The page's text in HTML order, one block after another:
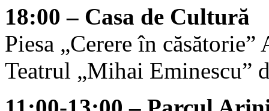
18:00 – Casa de Cultură
Piesa „Cerere în
Teatrul „Mihai Eminescu”